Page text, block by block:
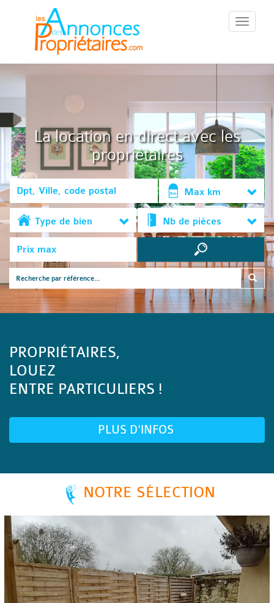
::Menu::
La location en direct avec les
propriétaires
Max km
Type de bien Nb de pièces
PROPRIÉTAIRES,
LOUEZ
ENTRE PARTICULIERS !
PLUS D'INFOS
NOTRE SÉLECTION